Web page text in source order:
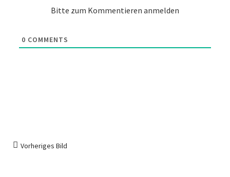
Bitte zum Kommentieren anmelden
0 COMMENTS
Vorheriges Bild